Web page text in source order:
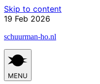
Skip to content
19 Feb 2026
schuurman-ho.nl
MENU